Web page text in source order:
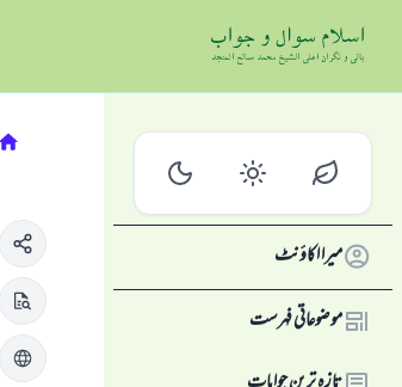
میرا اکاؤنٹ
موضوعاتی فہرست